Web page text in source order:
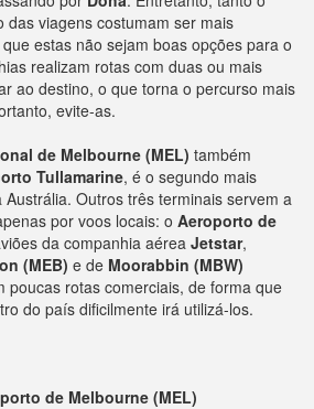
das viagens costumam ser mais
estas não sejam boas opções para o
realizam rotas com duas ou mais
ao destino, o que torna o percurso mais
evite-as.
de Melbourne (MEL) também
Tullamarine, é o segundo mais
Outros três terminais servem a
por voos locais: o Aeroporto de
da companhia aérea Jetstar,
(MEB) e de Moorabbin (MBW)
poucas rotas comerciais, de forma que
do país dificilmente irá utilizá-los.
de Melbourne (MEL)